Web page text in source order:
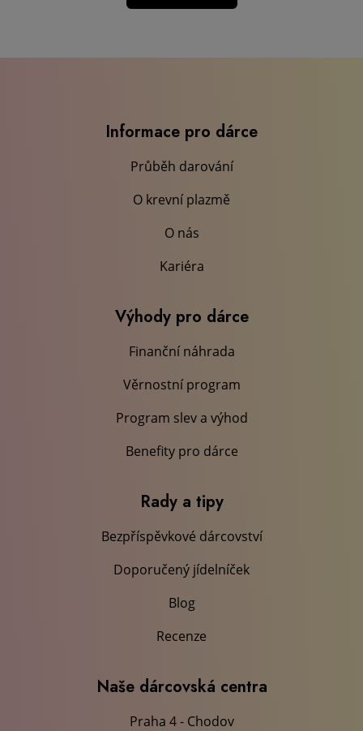
Informace pro dárce
Průběh darování
O krevní plazmě
O nás
Kariéra
Výhody pro dárce
Finanční náhrada
Věrnostní program
Program slev a výhod
Benefity pro dárce
Rady a tipy
Bezpříspěvkové dárcovství
Doporučený jídelníček
Blog
Recenze
Naše dárcovská centra
Praha 4 - Chodov